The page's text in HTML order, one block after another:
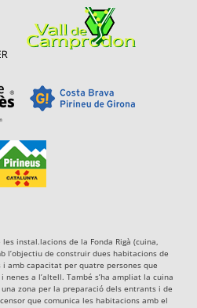
instal.lacions de la Fonda Rigà (cuina,
l’objectiu de construir dues habitacions de
amb capacitat per quatre persones que
nenes a l’altell. També s’ha ampliat la cuina
zona per la preparació dels entrants i de
que comunica les habitacions amb el